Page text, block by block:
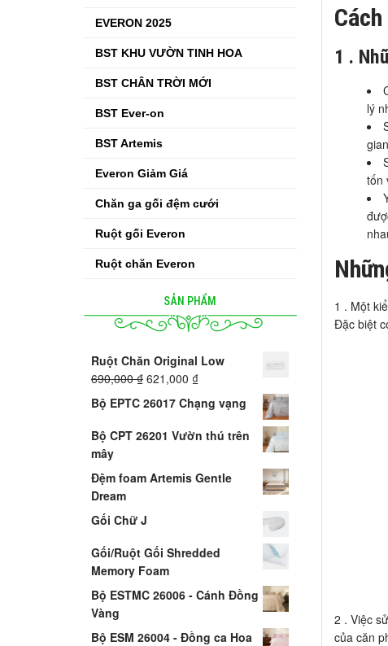
EVERON 2025
BST KHU VƯỜN TINH HOA
BST CHÂN TRỜI MỚI
BST Ever-on
BST Artemis
Everon Giảm Giá
Chăn ga gối đệm cưới
Ruột gối Everon
Ruột chăn Everon
SẢN PHẨM
Ruột Chăn Original Low
690,000₫ 621,000 ₫
Bộ EPTC 26017 Chạng vạng
Bộ CPT 26201 Vườn thú trên
mây
Đệm foam Artemis Gentle
Dream
Gối Chữ J
Gối/Ruột Gối Shredded
Memory Foam
Bộ ESTMC 26006 - Cánh Đồng
Vàng
Bộ ESM 26004 - Đồng ca Hoa
1 .
lý
tốn
1 . Một
Đặc biệt
2 . Việc
của căn